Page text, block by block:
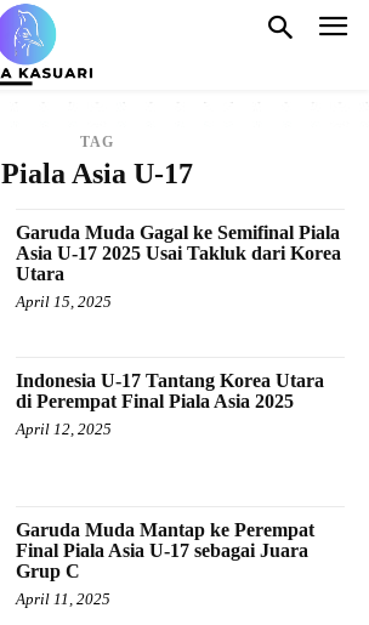
TAG
Piala Asia U-17
Garuda Muda Gagal ke Semifinal Piala
Asia U-17 2025 Usai Takluk dari Korea
Utara
April 15, 2025
Indonesia U-17 Tantang Korea Utara
di Perempat Final Piala Asia 2025
April 12, 2025
Garuda Muda Mantap ke Perempat
Final Piala Asia U-17 sebagai Juara
Grup C
April 11, 2025